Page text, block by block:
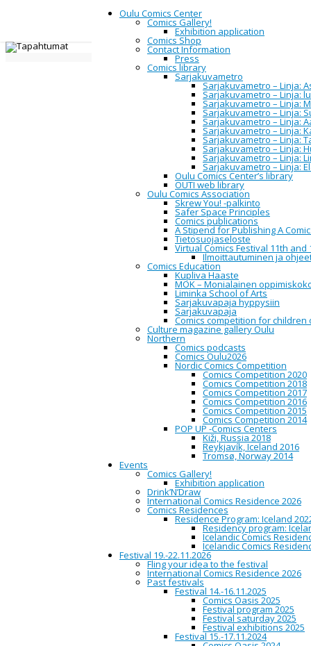
Oulu Comics Center
Comics Gallery!
Exhibition application
Comics Shop
Contact Information
Press
Comics library
Sarjakuvametro
Sarjakuvametro – Linja:
Sarjakuvametro – Linja:
Sarjakuvametro – Linja:
Sarjakuvametro – Linja:
Sarjakuvametro – Linja:
Sarjakuvametro – Linja:
Sarjakuvametro – Linja:
Sarjakuvametro – Linja:
Sarjakuvametro – Linja:
Sarjakuvametro – Linja:
Oulu Comics Center’s library
OUTI web library
Oulu Comics Association
Skrew You! -palkinto
Safer Space Principles
Comics publications
A Stipend for Publishing A
Tietosuojaseloste
Virtual Comics Festival 11th and
Ilmoittautuminen ja
Comics Education
Kupliva Haaste
MOK – Monialainen
Liminka School of Arts
Sarjakuvapaja hyppysiin
Sarjakuvapaja
Comics competition for
Culture magazine gallery Oulu
Northern
Comics podcasts
Comics Oulu2026
Nordic Comics Competition
Comics Competition 2020
Comics Competition 2018
Comics Competition 2017
Comics Competition 2016
Comics Competition 2015
Comics Competition 2014
POP UP -Comics Centers
Kiži, Russia 2018
Reykjavík, Iceland 2016
Tromsø, Norway 2014
Events
Comics Gallery!
Exhibition application
Drink’N’Draw
International Comics Residence 2026
Comics Residences
Residence Program: Iceland
Residency program:
Icelandic Comics
Icelandic Comics
Festival 19.-22.11.2026
Fling your idea to the festival
International Comics Residence 2026
Past festivals
Festival 14.-16.11.2025
Comics Oasis 2025
Festival program 2025
Festival saturday 2025
Festival exhibitions 2025
Festival 15.-17.11.2024
HomeOulu Comics Center
Events
All
Upcoming
2014
2015
2016
2017
2018
2019
2020
2021
2022
2023
2024
2025
2026
Event Information:
Sat
02
Dec
2017
Sun
07
Jan
2018
Comics Effects -
Taidemuseo / Art museum,
Comics Effects on Oulun
kerroksessa. Näyttelyssä
nähdään suomalaisten
kanssa yhteistyössä
Sarjakuvantekijä JP Ahosen S
sarjakuvaan ja historian
kirjan kuvitustyön työlästä
Max Anderssonin
tuoreimmasta julkaisusta